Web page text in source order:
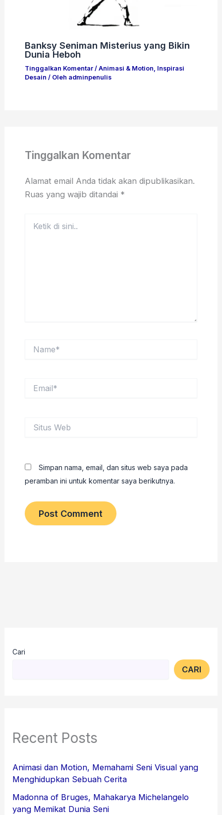
Banksy Seniman Misterius yang Bikin
Dunia Heboh
Tinggalkan Komentar / Animasi & Motion, Inspirasi
Desain / Oleh adminpenulis
Tinggalkan Komentar
Alamat email Anda tidak akan dipublikasikan.
Ruas yang wajib ditandai *
Web
Simpan nama, email, dan situs web saya pada
peramban ini untuk komentar saya berikutnya.
Cari
CARI
Recent Posts
Animasi dan Motion, Memahami Seni Visual yang
Menghidupkan Sebuah Cerita
Madonna of Bruges, Mahakarya Michelangelo
yang Memikat Dunia Seni